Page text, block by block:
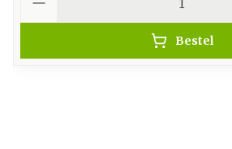
Bestel